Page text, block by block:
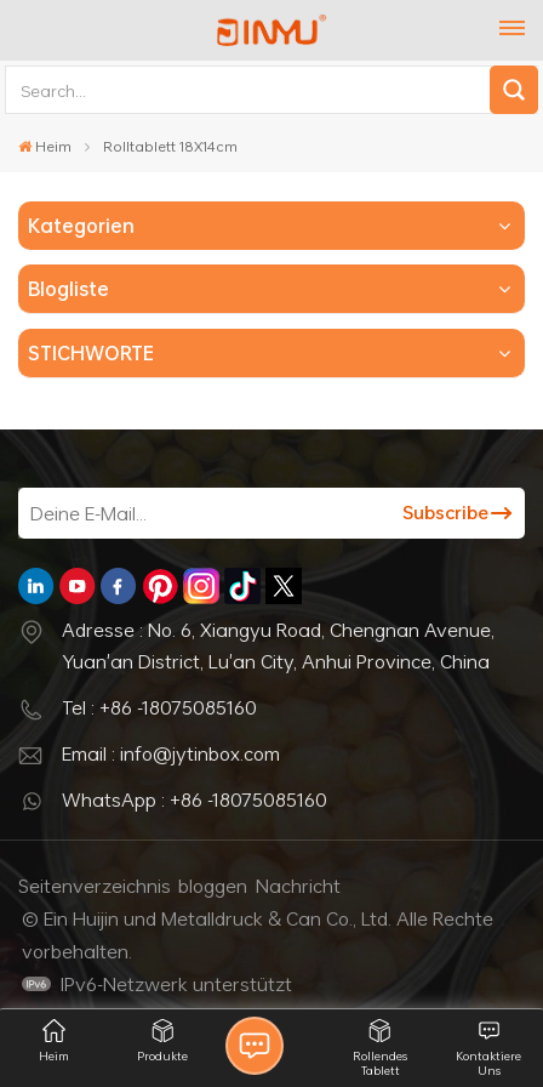
Heim Rolltablett 18X14cm
Kategorien
Blogliste
STICHWORTE
Adresse : No. 6, Xiangyu Road, Chengnan Avenue,
Yuan'an District, Lu'an City, Anhui Province, China
Tel : +86 -18075085160
Email : info@jytinbox.com
WhatsApp : +86 -18075085160
Seitenverzeichnis bloggen Nachricht
© Ein Huijin und Metalldruck & Can Co., Ltd. Alle Rechte
vorbehalten.
IPv6-Netzwerk unterstützt
Heim Produkte
Kontaktiere
Uns
Rollendes
Tablett